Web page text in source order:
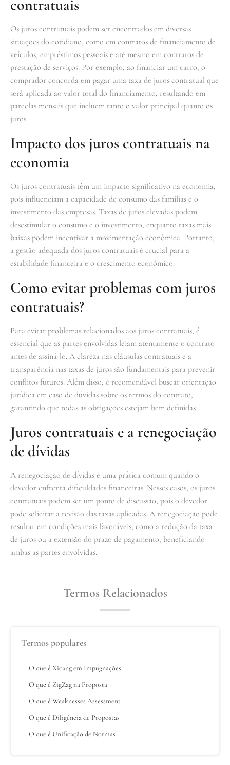
contratuais
Os juros contratuais podem ser encontrados em diversas
situações do cotidiano, como em contratos de financiamento de
veículos, empréstimos pessoais e até mesmo em contratos de
prestação de serviços. Por exemplo, ao financiar um carro, o
comprador concorda em pagar uma taxa de juros contratual que
será aplicada ao valor total do financiamento, resultando em
parcelas mensais que incluem tanto o valor principal quanto os
juros.
Impacto dos juros contratuais na
economia
Os juros contratuais têm um impacto significativo na economia,
pois influenciam a capacidade de consumo das famílias e o
investimento das empresas. Taxas de juros elevadas podem
desestimular o consumo e o investimento, enquanto taxas mais
baixas podem incentivar a movimentação econômica. Portanto,
a gestão adequada dos juros contratuais é crucial para a
estabilidade financeira e o crescimento econômico.
Como evitar problemas com juros
contratuais?
Para evitar problemas relacionados aos juros contratuais, é
essencial que as partes envolvidas leiam atentamente o contrato
antes de assiná-lo. A clareza nas cláusulas contratuais e a
transparência nas taxas de juros são fundamentais para prevenir
conflitos futuros. Além disso, é recomendável buscar orientação
jurídica em caso de dúvidas sobre os termos do contrato,
garantindo que todas as obrigações estejam bem definidas.
Juros contratuais e a renegociação
de dívidas
A renegociação de dívidas é uma prática comum quando o
devedor enfrenta dificuldades financeiras. Nesses casos, os juros
contratuais podem ser um ponto de discussão, pois o devedor
pode solicitar a revisão das taxas aplicadas. A renegociação pode
resultar em condições mais favoráveis, como a redução da taxa
de juros ou a extensão do prazo de pagamento, beneficiando
ambas as partes envolvidas.
Termos Relacionados
Termos populares
O que é Xicang em Impugnações
O que é ZigZag na Proposta
O que é Weaknesses Assessment
O que é Diligência de Propostas
O que é Unificação de Normas